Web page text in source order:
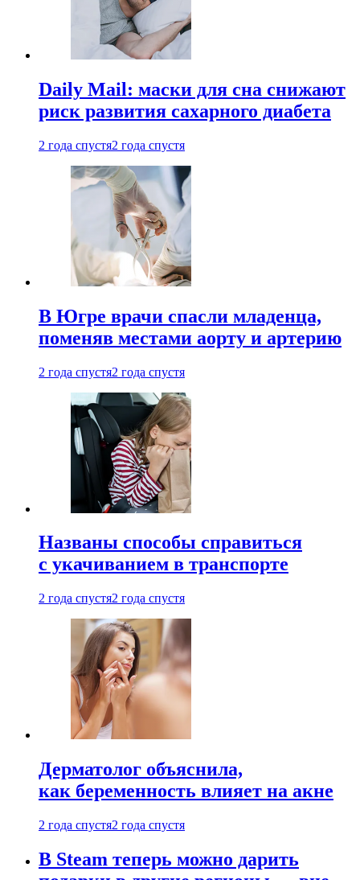
Daily Mail: маски для сна снижают
риск развития сахарного диабета
2 года спустя2 года спустя
В Югре врачи спасли младенца,
поменяв местами аорту и артерию
2 года спустя2 года спустя
Названы способы справиться
с укачиванием в транспорте
2 года спустя2 года спустя
Дерматолог объяснила,
как беременность влияет на акне
2 года спустя2 года спустя
В Steam теперь можно дарить